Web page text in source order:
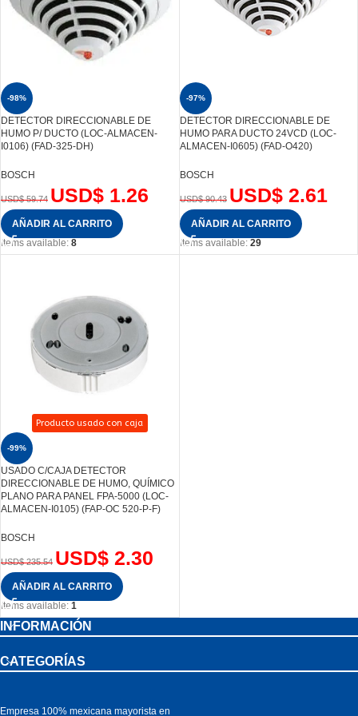
-98%
DETECTOR DIRECCIONABLE DE
HUMO P/ DUCTO (LOC-ALMACEN-
I0106) (FAD-325-DH)
BOSCH
USD$59.74 USD$ 1.26
AÑADIR AL CARRITO
Items available: 8
-97%
DETECTOR DIRECCIONABLE DE
HUMO PARA DUCTO 24VCD (LOC-
ALMACEN-I0605) (FAD-O420)
BOSCH
USD$90.43 USD$2.61
AÑADIR AL CARRITO
Items available: 29
Producto usado con caja
-99%
USADO C/CAJA DETECTOR
DIRECCIONABLE DE HUMO, QUÍMICO
PLANO PARA PANEL FPA-5000 (LOC-
ALMACEN-I0105) (FAP-OC 520-P-F)
BOSCH
USD$235.54 USD$ 2.30
AÑADIR AL CARRITO
Items available: 1
INFORMACIÓN
CATEGORÍAS
Empresa 100% mexicana mayorista en